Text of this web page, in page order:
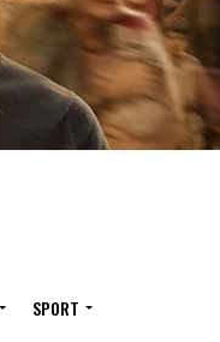
SPORT